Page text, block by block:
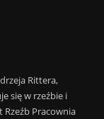
Rittera,
się w rzeźbie i
Rzeźb Pracownia